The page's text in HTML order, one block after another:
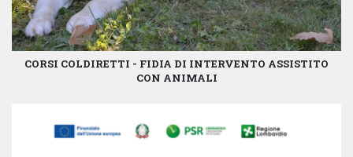
CORSI COLDIRETTI - FIDIA DI INTERVENTO ASSISTITO
CON ANIMALI